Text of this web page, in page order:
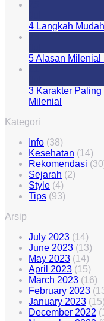
4 Langkah
5 Alasan Milenial
3 Karakter
Milenial
Kategori
Info (38)
Kesehatan (14)
Rekomendasi
Sejarah (2)
Style (4)
Tips (93)
Arsip
July 2023 (14)
June 2023 (13)
May 2023 (14)
April 2023 (15)
March 2023 (16)
February 2023
January 2023 (15)
December 2022